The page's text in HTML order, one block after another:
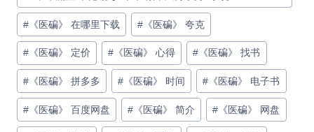
# 《医碥》 在哪里下载 # 《医碥》 夸克
# 《医碥》 定价 # 《医碥》 心得 # 《医碥》 找书
# 《医碥》 拼多多 # 《医碥》 时间 # 《医碥》 电子书
# 《医碥》 百度网盘 # 《医碥》 简介 # 《医碥》 网盘